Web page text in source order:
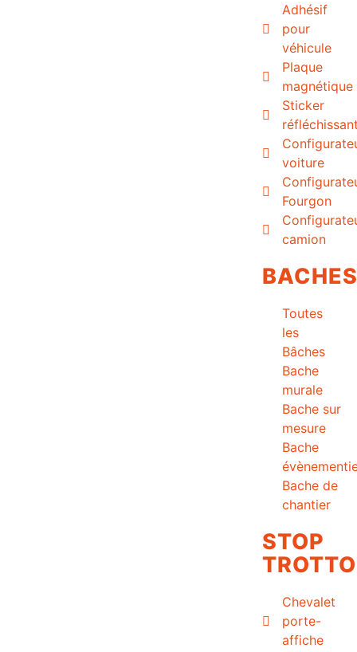
Adhésif
pour
véhicule
Plaque
magnétique
Sticker
voiture
Fourgon
camion
BACHES
Toutes
les
Bâches
Bache
murale
Bache sur
mesure
Bache
Bache de
chantier
STOP
Chevalet
porte-
affiche